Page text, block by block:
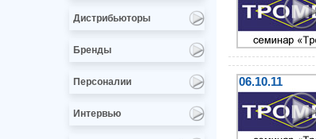
Дистрибьюторы
Бренды
Персоналии
Интервью
06.10.11